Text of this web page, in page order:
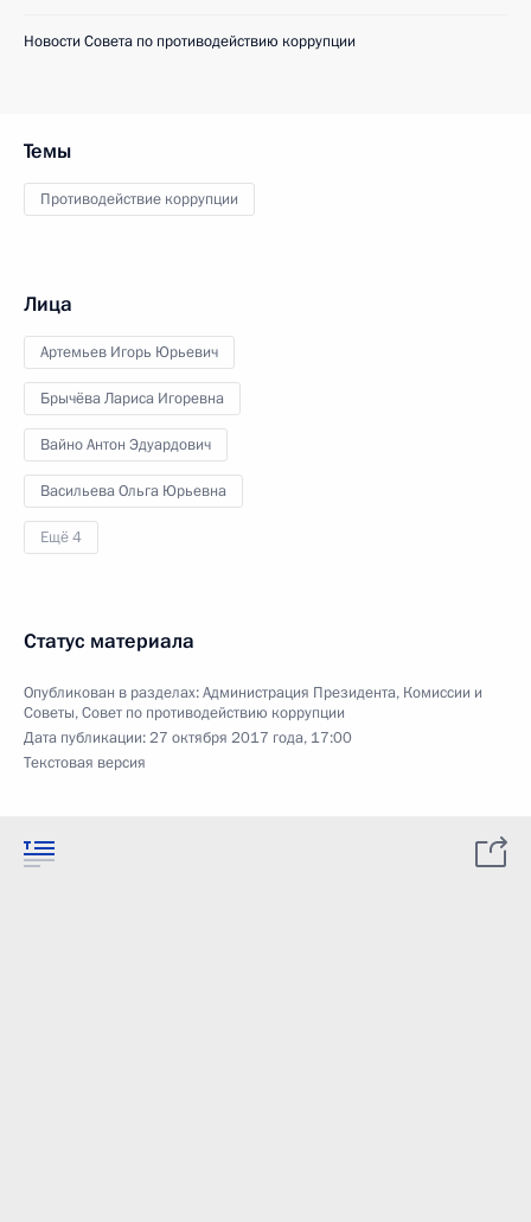
Новости Совета по противодействию коррупции
Темы
Противодействие коррупции
Лица
Артемьев Игорь Юрьевич
Брычёва Лариса Игоревна
Вайно Антон Эдуардович
Васильева Ольга Юрьевна
Ещё 4
Статус материала
Опубликован в разделах:Администрация Президента, Комиссии и
Советы,Совет по противодействию коррупции
Дата публикации:27 октября 2017 года, 17:00
Текстовая версия